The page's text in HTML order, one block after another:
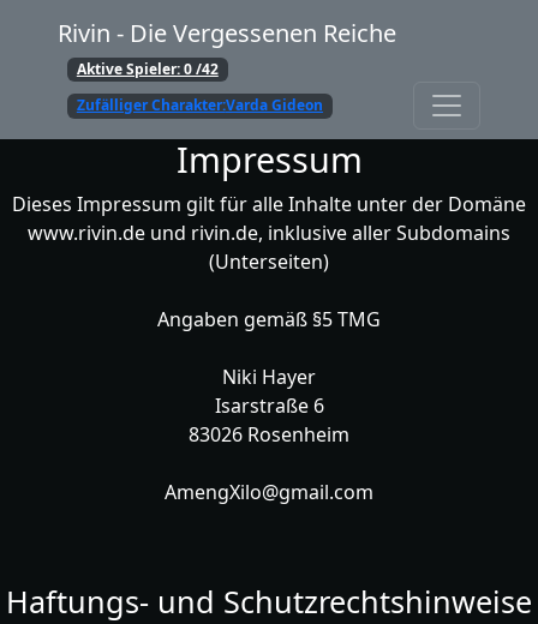
Rivin - Die Vergessenen Reiche
Aktive Spieler: 0 /42
Zufälliger Charakter:Varda Gideon
Impressum
Dieses Impressum gilt für alle Inhalte unter der Domäne
www.rivin.de und rivin.de, inklusive aller Subdomains
(Unterseiten)
Angaben gemäß §5 TMG
Niki Hayer
Isarstraße 6
83026 Rosenheim
AmengXilo@gmail.com
Haftungs- und Schutzrechtshinweise